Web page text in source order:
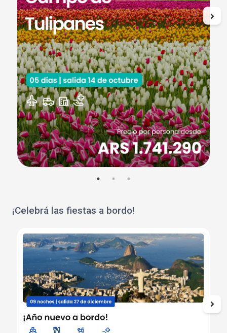
¡Celebrá las fiestas a bordo!